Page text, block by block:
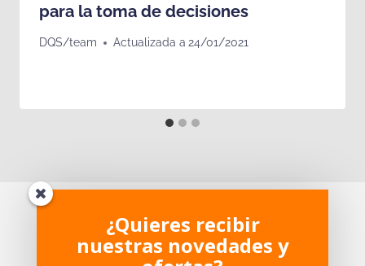
para la toma de decisiones
DQS/team Actualizada a 24/01/2021
¿Te ha parecido interesante?
¿Tienes dudas sobre el
¿Quieres recibir
nuestras novedades y